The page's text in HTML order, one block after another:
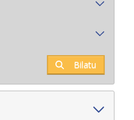
Bilatu